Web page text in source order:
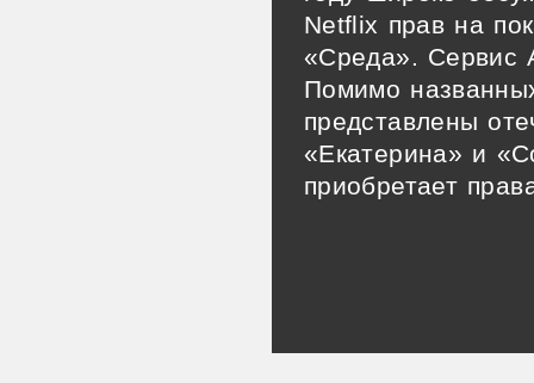
Netflix прав на
«Среда». Сервис
Помимо
представлены
«Екатерина» и
приобретает